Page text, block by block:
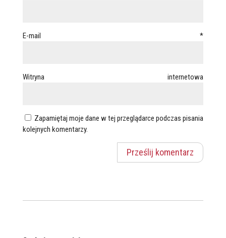
E-mail*
Witryna internetowa
Zapamiętaj moje dane w tej przeglądarce podczas pisania
kolejnych komentarzy.